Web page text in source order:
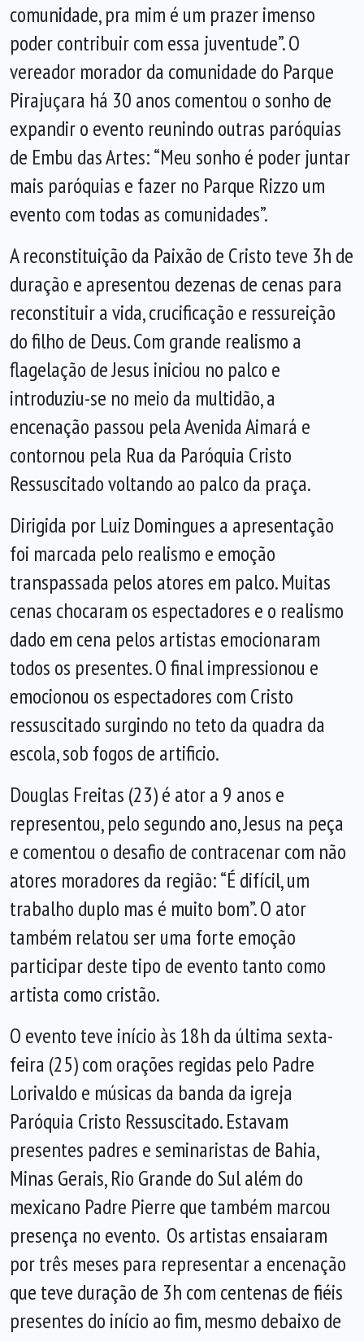
comunidade, pra mim é um prazer imenso
poder contribuir com essa juventude”. O
vereador morador da comunidade do Parque
Pirajuçara há 30 anos comentou o sonho de
expandir o evento reunindo outras paróquias
de Embu das Artes: “Meu sonho é poder juntar
mais paróquias e fazer no Parque Rizzo um
evento com todas as comunidades”.
A reconstituição da Paixão de Cristo teve 3h de
duração e apresentou dezenas de cenas para
reconstituir a vida, crucificação e ressureição
do filho de Deus. Com grande realismo a
flagelação de Jesus iniciou no palco e
introduziu-se no meio da multidão, a
encenação passou pela Avenida Aimará e
contornou pela Rua da Paróquia Cristo
Ressuscitado voltando ao palco da praça.
Dirigida por Luiz Domingues a apresentação
foi marcada pelo realismo e emoção
transpassada pelos atores em palco. Muitas
cenas chocaram os espectadores e o realismo
dado em cena pelos artistas emocionaram
todos os presentes. O final impressionou e
emocionou os espectadores com Cristo
ressuscitado surgindo no teto da quadra da
escola, sob fogos de artificio.
Douglas Freitas (23) é ator a 9 anos e
representou, pelo segundo ano, Jesus na peça
e comentou o desafio de contracenar com não
atores moradores da região: “É difícil, um
trabalho duplo mas é muito bom”. O ator
também relatou ser uma forte emoção
participar deste tipo de evento tanto como
artista como cristão.
O evento teve início às 18h da última sexta-
feira (25) com orações regidas pelo Padre
Lorivaldo e músicas da banda da igreja
Paróquia Cristo Ressuscitado. Estavam
presentes padres e seminaristas de Bahia,
Minas Gerais, Rio Grande do Sul além do
mexicano Padre Pierre que também marcou
presença no evento. Os artistas ensaiaram
por três meses para representar a encenação
que teve duração de 3h com centenas de fiéis
presentes do início ao fim, mesmo debaixo de